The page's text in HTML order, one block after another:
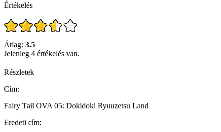
Értékelés
Átlag: 3.5
Jelenleg 4 értékelés van.
Részletek
Cím:
Fairy Tail OVA 05: Dokidoki Ryuuzetsu Land
Eredeti cím: